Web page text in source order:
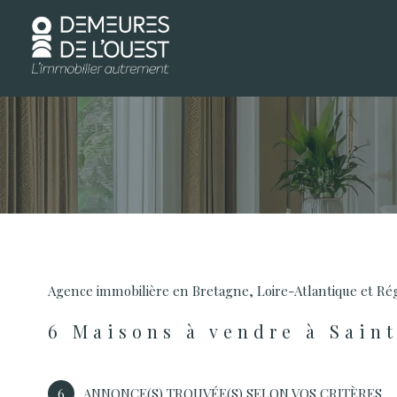
Agence immobilière en Bretagne, Loire-Atlantique et
6 Maisons à vendre à
6 ANNONCE(S) TROUVÉE(S) SELON VOS CRITÈRES